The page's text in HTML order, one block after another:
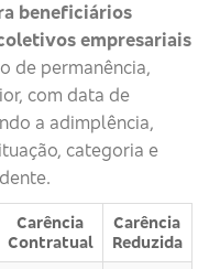
beneficiários
empresariais
de permanência,
com data de
a adimplência,
categoria e
Carência
Contratual
Carência
Reduzida